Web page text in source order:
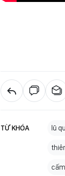
TỪ KHÓA lũ